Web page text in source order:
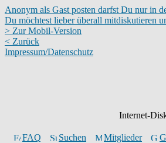
Anonym als Gast posten darfst Du nur in
Du möchtest lieber überall mitdiskutieren
> Zur Mobil-Version
< Zurück
Impressum/Datenschutz
Internet-
FAQ Suchen Mitglieder